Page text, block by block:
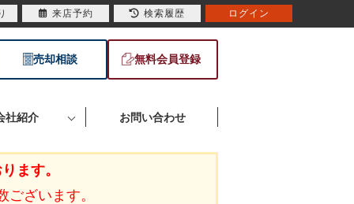
売却相談 無料会員登録
社紹介 お問い合わせ
ます。
ざいます。
来店予約 検索履歴 ログイン